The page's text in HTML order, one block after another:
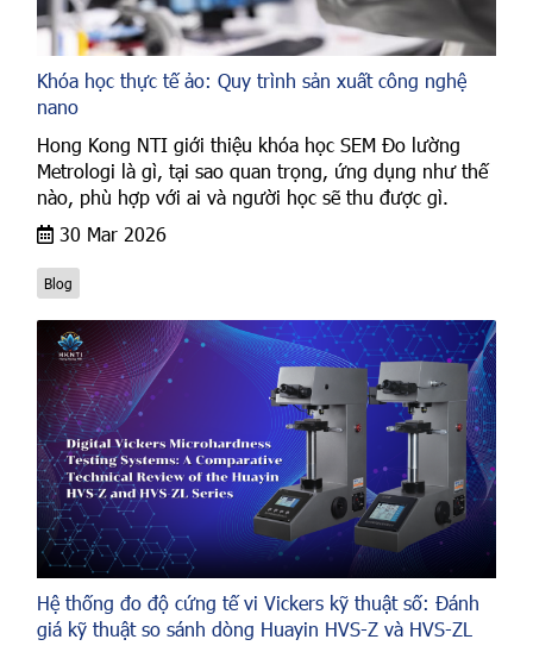
Khóa học thực tế ảo: Quy trình sản xuất công nghệ
nano
Hong Kong NTI giới thiệu khóa học SEM Đo lường
Metrologi là gì, tại sao quan trọng, ứng dụng như thế
nào, phù hợp với ai và người học sẽ thu được gì.
30 Mar 2026
Blog
Hệ thống đo độ cứng tế vi Vickers kỹ thuật số: Đánh
giá kỹ thuật so sánh dòng Huayin HVS-Z và HVS-ZL